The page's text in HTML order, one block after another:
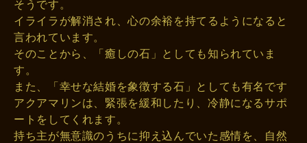
そうです。
イライラが解消され、心の余裕を持てるようになると
言われています。
そのことから、「癒しの石」としても知られていま
す。
また、「幸せな結婚を象徴する石」としても有名です
アクアマリンは、緊張を緩和したり、冷静になるサポ
ートをしてくれます。
持ち主が無意識のうちに抑え込んでいた感情を、自然